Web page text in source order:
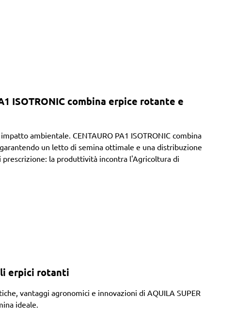
ISOTRONIC combina erpice rotante e
ambientale. CENTAURO PA1 ISOTRONIC combina
un letto di semina ottimale e una distribuzione
prescrizione: la produttività incontra l'Agricoltura di
erpici rotanti
vantaggi agronomici e innovazioni di AQUILA SUPER
ideale.